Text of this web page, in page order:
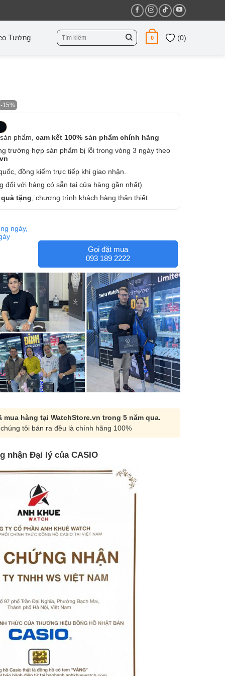
Tường
Tìm
kiếm:
0 (0)
-15%
phẩm, cam kết 100% sản phẩm chính hãng
trường hợp sản phẩm bị lỗi trong vòng 3 ngày theo
đồng kiểm trực tiếp khi giao nhận.
đối với hàng có sẵn tại cửa hàng gần nhất)
tặng , chương trình khách hàng thân thiết.
ngày,
Gọi đặt mua
093 189 2222
mua hàng tại WatchStore.vn trong 5 năm qua.
tôi bán ra đều là chính hãng 100%
nhận Đại lý của CASIO